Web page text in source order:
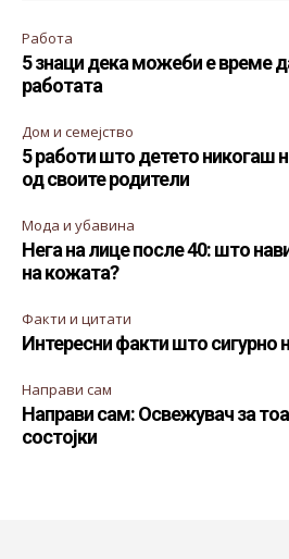
Работа
5 знаци дека можеби е време
работата
Дом и семејство
5 работи што детето никогаш
од своите родители
Мода и убавина
Нега на лице после 40: што
на кожата?
Факти и цитати
Интересни факти што сигурно
Направи сам
Направи сам: Освежувач за
состојки